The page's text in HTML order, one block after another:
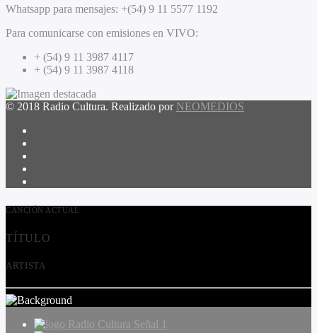
Whatsapp para mensajes: +(54) 9 11 5577 1192
Para comunicarse con emisiones en VIVO:
+ (54) 9 11 3987 4117
+ (54) 9 11 3987 4118
© 2018 Radio Cultura. Realizado por NEOMEDIOS
CANCIÓN ACTUAL
TÍTULO
ARTISTA
Radio Cultura Señal 1